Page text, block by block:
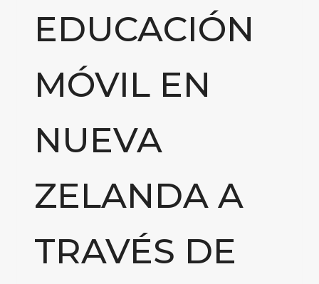
EDUCACIÓN
MÓVIL EN
NUEVA
ZELANDA A
TRAVÉS DE